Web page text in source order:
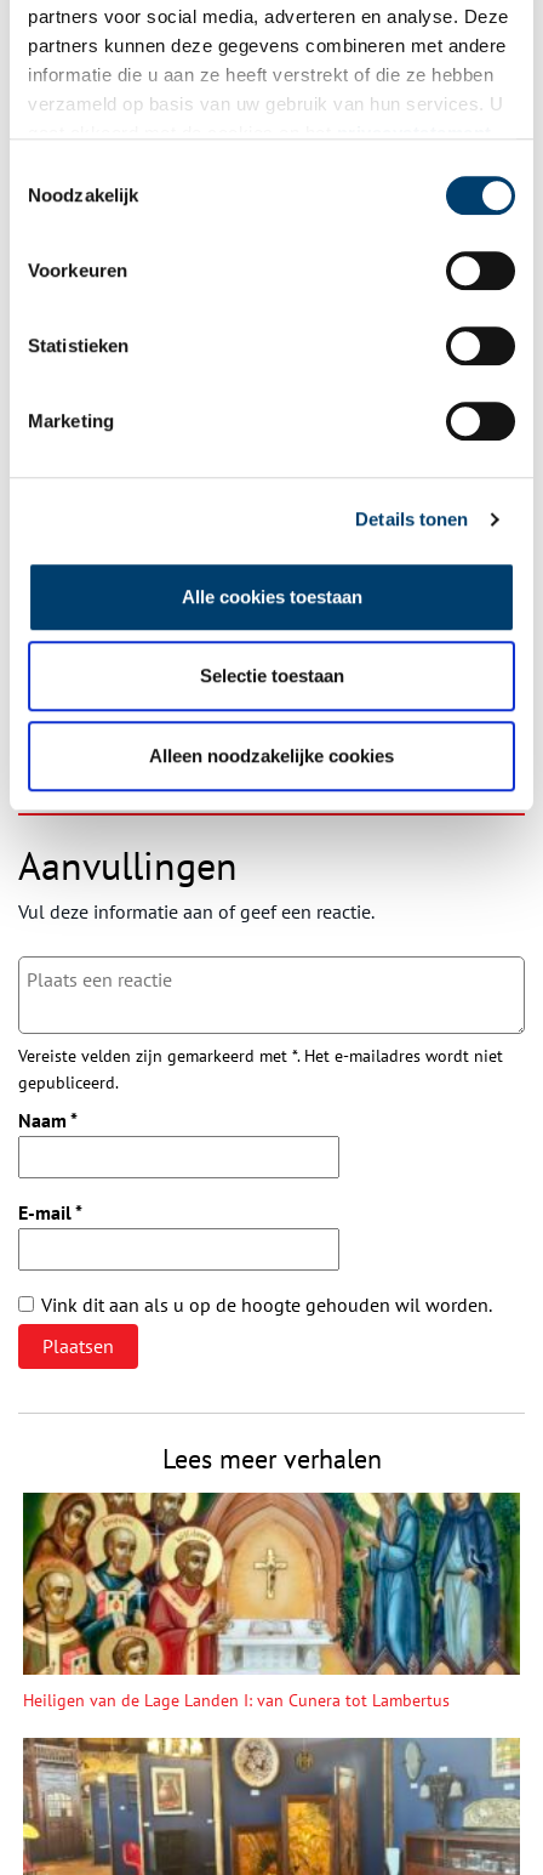
partners voor social media, adverteren en analyse. Deze
partners kunnen deze gegevens combineren met andere
informatie die u aan ze heeft verstrekt of die ze hebben
verzameld op basis van uw gebruik van hun services. U
Noodzakelijk
Voorkeuren
Statistieken
Marketing
Details tonen
Alle cookies toestaan
Selectie toestaan
Alleen noodzakelijke cookies
Publicatiedatum: 31/07/2011
Ontvang de nieuwsbrief
Wilt u op de hoogte blijven van de mooiste verhalen en het
laatste erfgoednieuws? Schrijf u dan nu in voor onze
Aanvullingen
Vul deze informatie aan of geef een reactie.
Vereiste velden zijn gemarkeerd met *. Het e-mailadres wordt niet
gepubliceerd.
Naam *
E-mail*
Vink dit aan als u op de hoogte gehouden wil worden.
Lees meer verhalen
Heiligen van de Lage Landen I: van Cunera tot Lambertus